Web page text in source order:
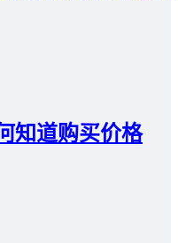
知道购买价格